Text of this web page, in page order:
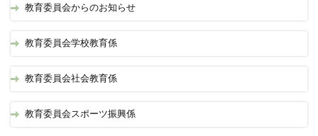
教育委員会からのお知らせ
教育委員会学校教育係
教育委員会社会教育係
教育委員会スポーツ振興係